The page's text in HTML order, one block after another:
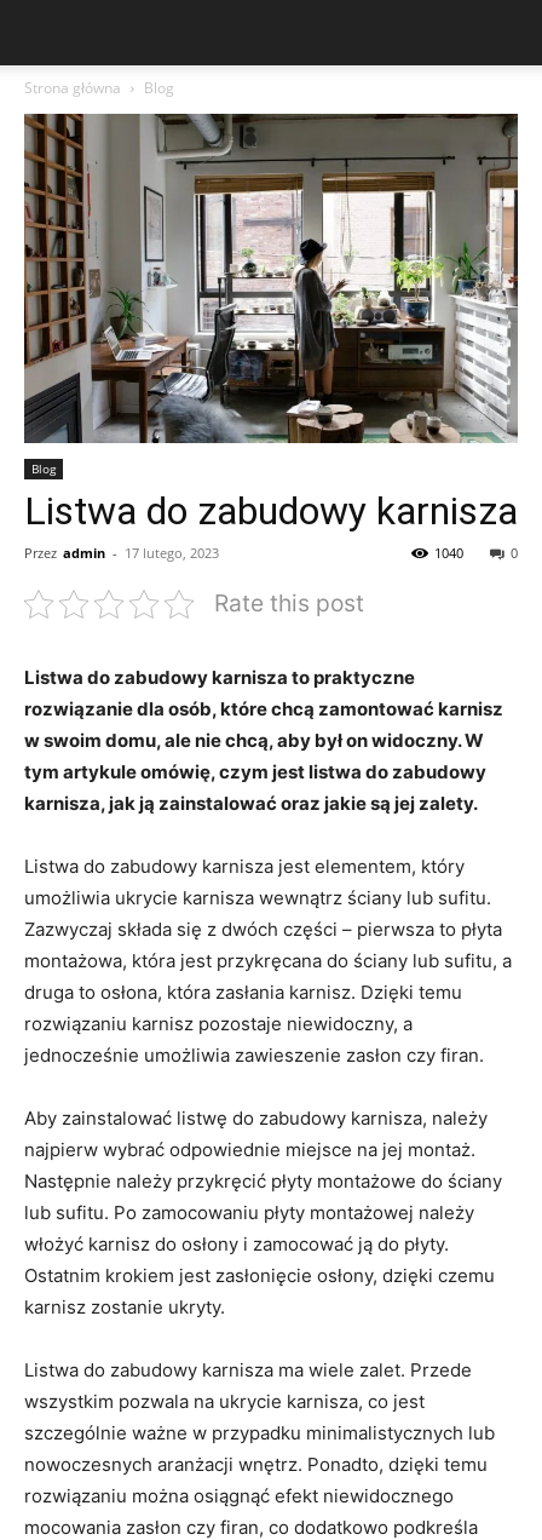
Strona główna Blog
Blog
Listwa do zabudowy karnisza
Przez admin - 17 lutego, 2023 0
1040
Rate this post
Listwa do zabudowy karnisza to praktyczne
rozwiązanie dla osób, które chcą zamontować karnisz
w swoim domu, ale nie chcą, aby był on widoczny. W
tym artykule omówię, czym jest listwa do zabudowy
karnisza, jak ją zainstalować oraz jakie są jej zalety.
Listwa do zabudowy karnisza jest elementem, który
umożliwia ukrycie karnisza wewnątrz ściany lub sufitu.
Zazwyczaj składa się z dwóch części – pierwsza to płyta
montażowa, która jest przykręcana do ściany lub sufitu, a
druga to osłona, która zasłania karnisz. Dzięki temu
rozwiązaniu karnisz pozostaje niewidoczny, a
jednocześnie umożliwia zawieszenie zasłon czy firan.
Aby zainstalować listwę do zabudowy karnisza, należy
najpierw wybrać odpowiednie miejsce na jej montaż.
Następnie należy przykręcić płyty montażowe do ściany
lub sufitu. Po zamocowaniu płyty montażowej należy
włożyć karnisz do osłony i zamocować ją do płyty.
Ostatnim krokiem jest zasłonięcie osłony, dzięki czemu
karnisz zostanie ukryty.
Listwa do zabudowy karnisza ma wiele zalet. Przede
wszystkim pozwala na ukrycie karnisza, co jest
szczególnie ważne w przypadku minimalistycznych lub
nowoczesnych aranżacji wnętrz. Ponadto, dzięki temu
rozwiązaniu można osiągnąć efekt niewidocznego
mocowania zasłon czy firan, co dodatkowo podkreśla